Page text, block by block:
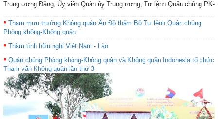
Trung ương Đảng, Ủy viên Quân ủy Trung ương, Tư lệnh Quân chủng PK-
Phó Chính ủy Quân chủng; thủ trưởng cơ quan và các phòng, ban chức
năng của Quân chủng PK-KQ.
Tham mưu trưởng Không quân Ấn Độ thăm Bộ Tư lệnh Quân chủng
Phòng không-Không quân
Thắm tình hữu nghị Việt Nam - Lào
Quân chủng Phòng không-Không quân và Không quân Indonesia tổ chức
Tham vấn Không quân lần thứ 3